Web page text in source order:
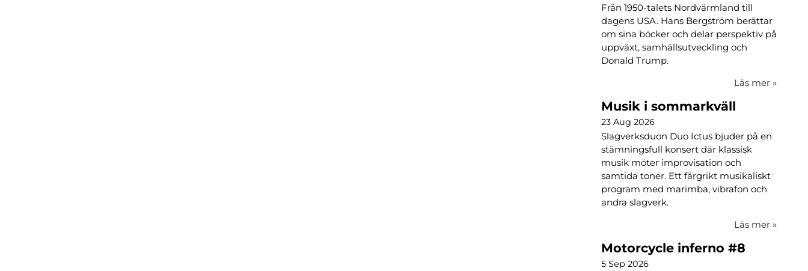
Från 1950-talets Nordvärmland till
dagens USA. Hans Bergström berättar
om sina böcker och delar perspektiv på
uppväxt, samhällsutveckling och
Donald Trump.
Läs mer »
Musik i sommarkväll
23 Aug 2026
Slagverksduon Duo Ictus bjuder på en
stämningsfull konsert där klassisk
musik möter improvisation och
samtida toner. Ett färgrikt musikaliskt
program med marimba, vibrafon och
andra slagverk.
Läs mer »
Motorcycle inferno #8
5 Sep 2026